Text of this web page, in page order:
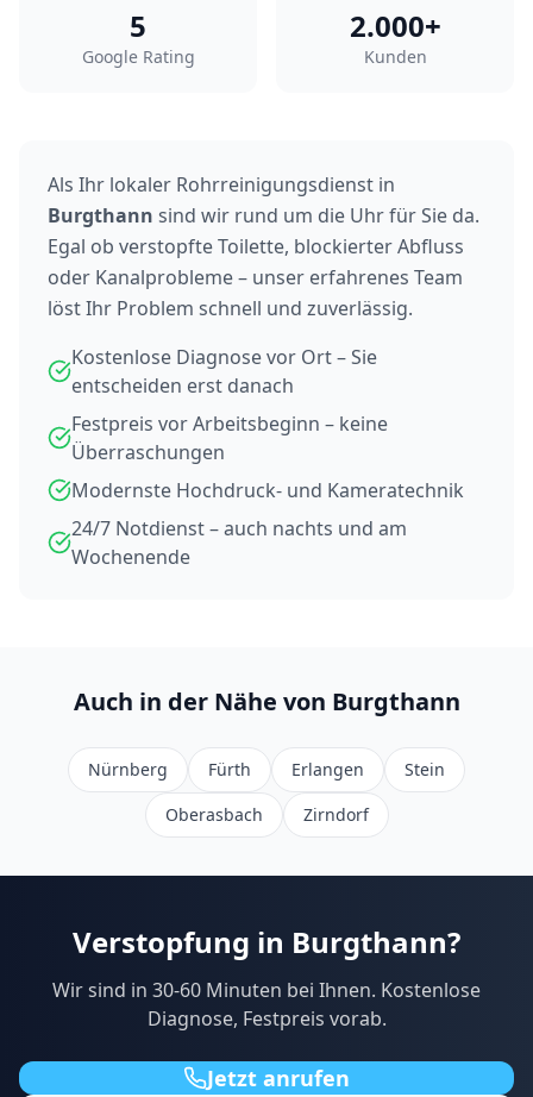
5
Google Rating
2.000+
Kunden
Als Ihr lokaler Rohrreinigungsdienst in
Burgthann sind wir rund um die Uhr für Sie da.
Egal ob verstopfte Toilette, blockierter Abfluss
oder Kanalprobleme – unser erfahrenes Team
löst Ihr Problem schnell und zuverlässig.
Kostenlose Diagnose vor Ort – Sie
entscheiden erst danach
Festpreis vor Arbeitsbeginn – keine
Überraschungen
Modernste Hochdruck- und Kameratechnik
24/7 Notdienst – auch nachts und am
Wochenende
Auch in der Nähe von Burgthann
Nürnberg Fürth Erlangen
Stein
Oberasbach
Zirndorf
Verstopfung in Burgthann?
Wir sind in 30-60 Minuten bei Ihnen. Kostenlose
Diagnose, Festpreis vorab.
Jetzt anrufen